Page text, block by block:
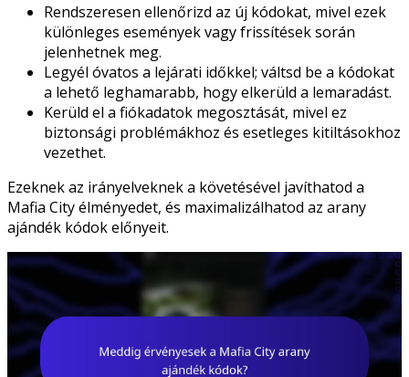
Rendszeresen ellenőrizd az új kódokat, mivel ezek
különleges események vagy frissítések során
jelenhetnek meg.
Legyél óvatos a lejárati időkkel; váltsd be a kódokat
a lehető leghamarabb, hogy elkerüld a lemaradást.
Kerüld el a fiókadatok megosztását, mivel ez
biztonsági problémákhoz és esetleges kitiltásokhoz
vezethet.
Ezeknek az irányelveknek a követésével javíthatod a
Mafia City élményedet, és maximalizálhatod az arany
ajándék kódok előnyeit.